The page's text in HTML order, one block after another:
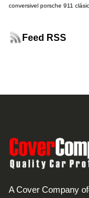
conversivel porsche 911
Feed RSS
A Cover Company